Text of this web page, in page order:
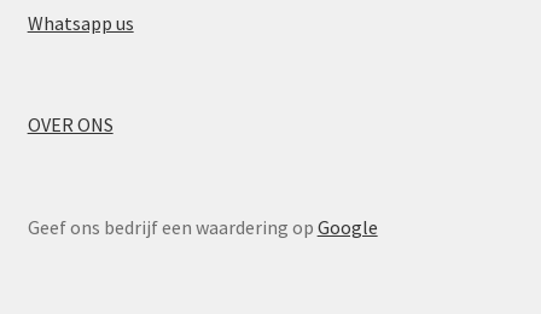
Whatsapp us
OVER ONS
Geef ons bedrijf een waardering op Google